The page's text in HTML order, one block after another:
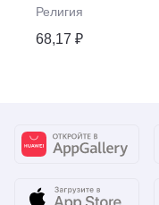
Религия
68,17 ₽